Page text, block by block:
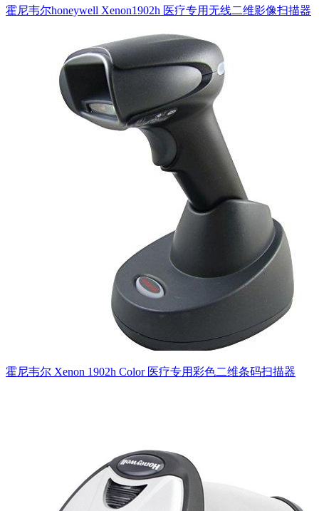
霍尼韦尔honeywell Xenon1902h 医疗专用无线二维影像扫描器
霍尼韦尔 Xenon 1902h Color 医疗专用彩色二维条码扫描器